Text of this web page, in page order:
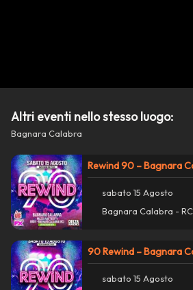
Altri eventi nello stesso luogo:
Bagnara Calabra
Rewind 90 – Bagnara
sabato 15 Agosto
Bagnara Calabra - RC
90 Rewind – Bagnara
sabato 15 Agosto